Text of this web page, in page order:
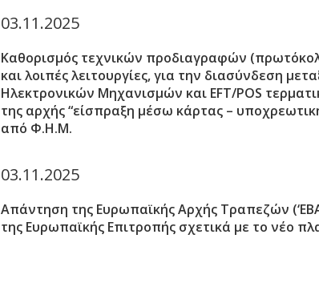
03.11.2025
Καθορισμός τεχνικών προδιαγραφών
και λοιπές λειτουργίες, για την διασύνδεση
Ηλεκτρονικών Μηχανισμών και EFT/POS
της αρχής “είσπραξη μέσω κάρτας –
από Φ.Η.Μ.
03.11.2025
Απάντηση της Ευρωπαϊκής Αρχής Τραπεζών
της Ευρωπαϊκής Επιτροπής σχετικά με το νέο